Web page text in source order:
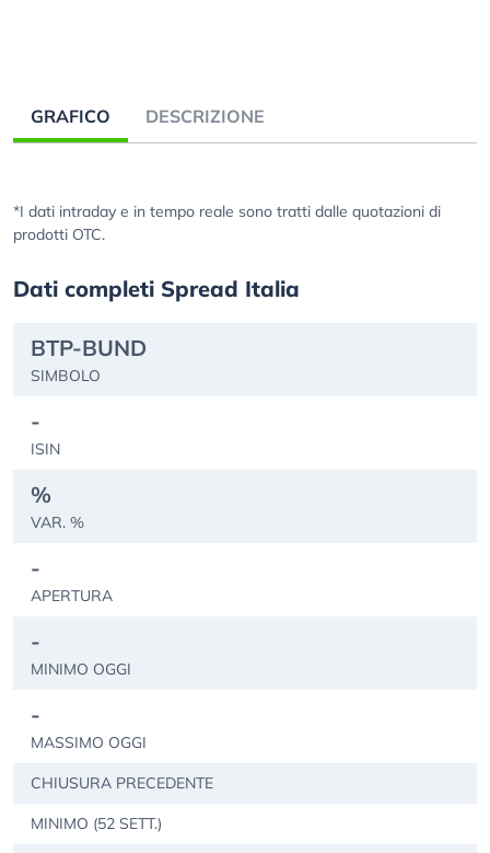
GRAFICO DESCRIZIONE
*I dati intraday e in tempo reale sono tratti dalle quotazioni di
prodotti OTC.
Dati completi Spread Italia
BTP-BUND
SIMBOLO
-
ISIN
%
VAR. %
-
APERTURA
-
MINIMO OGGI
-
MASSIMO OGGI
CHIUSURA PRECEDENTE
MINIMO (52 SETT.)